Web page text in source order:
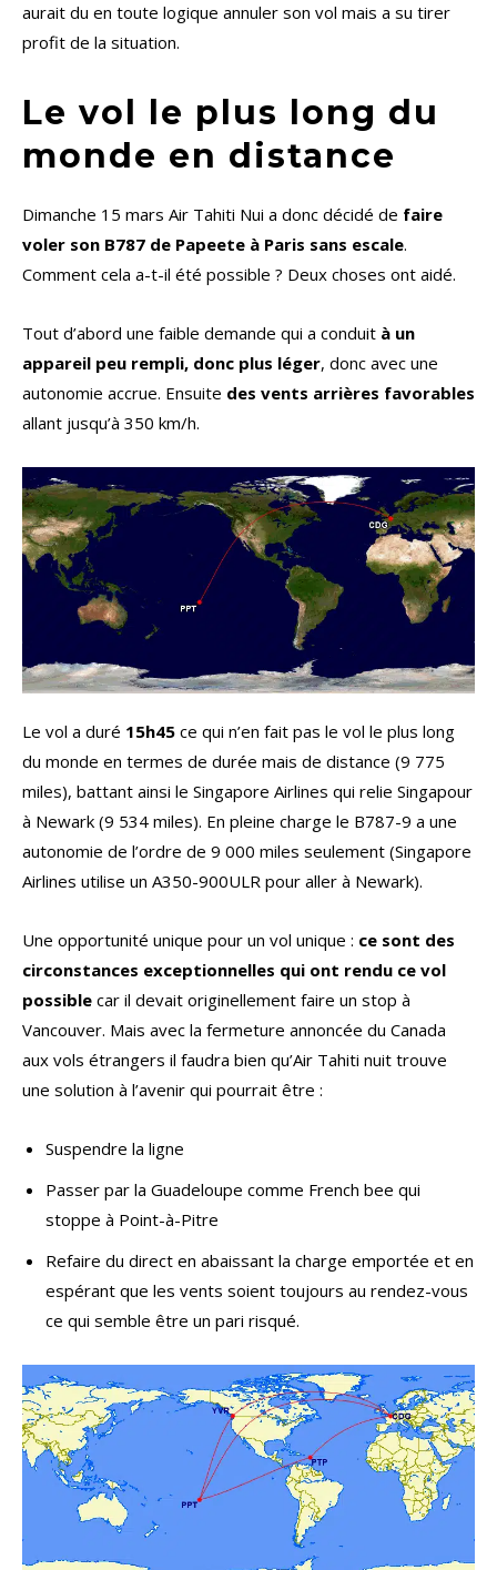
aurait du en toute logique annuler son vol mais a su tirer
profit de la situation.
Le vol le plus long du
monde en distance
Dimanche 15 mars Air Tahiti Nui a donc décidé de faire
voler son B787 de Papeete à Paris sans escale.
Comment cela a-t-il été possible ? Deux choses ont aidé.
Tout d’abord une faible demande qui a conduit à un
appareil peu rempli, donc plus léger, donc avec une
autonomie accrue. Ensuite des vents arrières favorables
allant jusqu’à 350 km/h.
Le vol a duré 15h45 ce qui n’en fait pas le vol le plus long
du monde en termes de durée mais de distance (9 775
miles), battant ainsi le Singapore Airlines qui relie Singapour
à Newark (9 534 miles). En pleine charge le B787-9 a une
autonomie de l’ordre de 9 000 miles seulement (Singapore
Airlines utilise un A350-900ULR pour aller à Newark).
Une opportunité unique pour un vol unique : ce sont des
circonstances exceptionnelles qui ont rendu ce vol
possible car il devait originellement faire un stop à
Vancouver. Mais avec la fermeture annoncée du Canada
aux vols étrangers il faudra bien qu’Air Tahiti nuit trouve
une solution à l’avenir qui pourrait être :
Suspendre la ligne
Passer par la Guadeloupe comme French bee qui
stoppe à Point-à-Pitre
Refaire du direct en abaissant la charge emportée et en
espérant que les vents soient toujours au rendez-vous
ce qui semble être un pari risqué.